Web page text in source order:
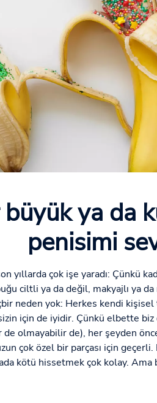
ya da
penisimi
yıllarda çok işe yaradı: Çünkü
ciltli ya da değil, makyajlı ya
neden yok: Herkes kendi
için de iyidir. Çünkü elbette biz
olmayabilir de), her şeyden
çok özel bir parçası için
kötü hissetmek çok kolay.